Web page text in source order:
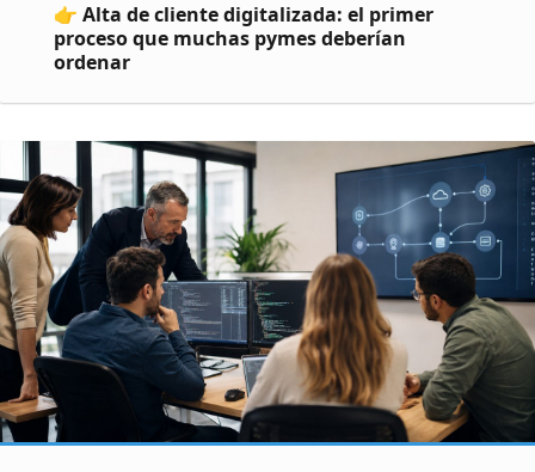
👉 Alta de cliente digitalizada: el primer
proceso que muchas pymes deberían
ordenar